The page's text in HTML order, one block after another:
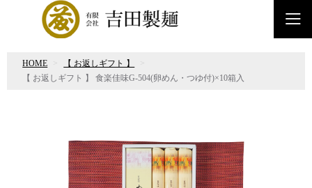
HOME
【 お返しギフト 】
【 お返しギフト 】 食楽佳味G-504(卵めん・つゆ付)×10箱入